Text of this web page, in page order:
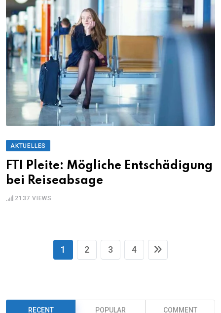
AKTUELLES
FTI Pleite: Mögliche Entschädigung
bei Reiseabsage
2137 VIEWS
1 2 3 4
RECENT POPULAR COMMENT